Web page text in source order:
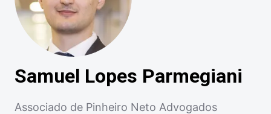
Samuel Lopes Parmegiani
Associado de Pinheiro Neto Advogados